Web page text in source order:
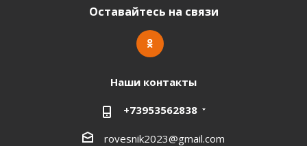
Оставайтесь на связи
Наши контакты
+73953562838
rovesnik2023@gmail.com